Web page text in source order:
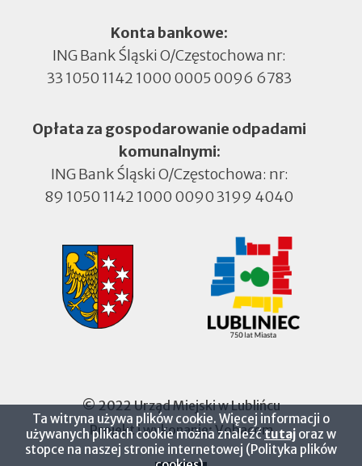
Konta bankowe:
ING Bank Śląski O/Częstochowa nr:
33 1050 1142 1000 0005 0096 6783
Opłata za gospodarowanie odpadami
komunalnymi:
ING Bank Śląski O/Częstochowa: nr:
89 1050 1142 1000 0090 3199 4040
© 2022 Urząd Miejski w Lublińcu
Projekt i wykonanie:VobacomOtworzy
się
w
Ta witryna używa plików cookie. Więcej informacji o
używanych plikach cookie można znaleźćtutaj oraz w
stopce na naszej stronie internetowej (Polityka plików